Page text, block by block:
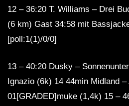
12 – 36:20 T. Williams – Drei
(6 km) Gast 34:58 mit
[poll:1(1)/0/0]
13 – 40:20 Dusky –
Ignazio (6k) 14 44min Midland –
01[GRADED]muke (1,4k) 15 –